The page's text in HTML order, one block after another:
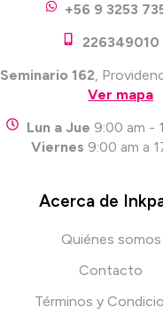
+56 9 3253
226349010
Seminario 162,
Ver mapa
Lun a Jue 9:00 am -
Viernes 9:00 am a
Acerca de
Quiénes somos
Contacto
Términos y